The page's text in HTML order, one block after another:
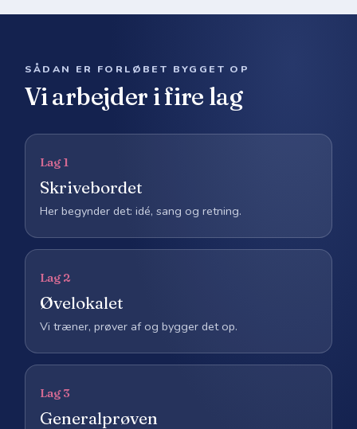
SÅDAN ER FORLØBET BYGGET OP
Vi arbejder i fire lag
Lag 1
Skrivebordet
Her begynder det: idé, sang og retning.
Lag 2
Øvelokalet
Vi træner, prøver af og bygger det op.
Lag 3
Generalprøven